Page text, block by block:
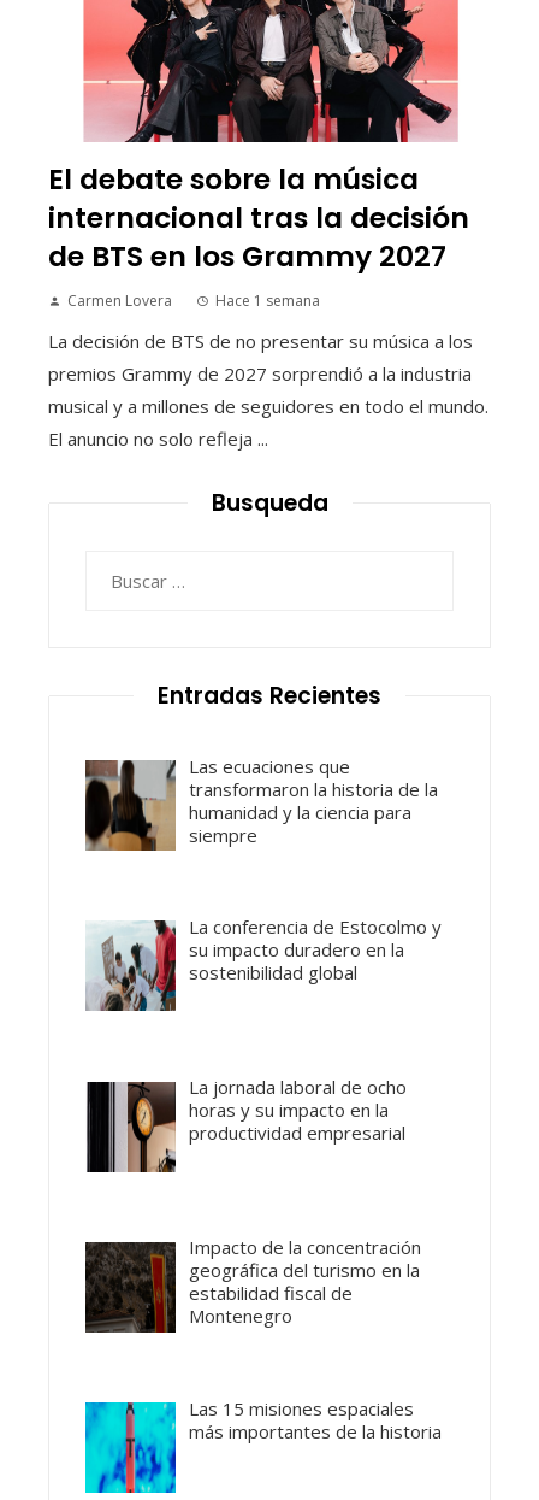
El debate sobre la música
internacional tras la decisión
de BTS en los Grammy 2027
Carmen Lovera Hace 1 semana
La decisión de BTS de no presentar su música a los
premios Grammy de 2027 sorprendió a la industria
musical y a millones de seguidores en todo el mundo.
El anuncio no solo refleja ...
Busqueda
Entradas Recientes
Las ecuaciones que
transformaron la historia de la
humanidad y la ciencia para
siempre
La conferencia de Estocolmo y
su impacto duradero en la
sostenibilidad global
La jornada laboral de ocho
horas y su impacto en la
productividad empresarial
Impacto de la concentración
geográfica del turismo en la
estabilidad fiscal de
Montenegro
Las 15 misiones espaciales
más importantes de la historia